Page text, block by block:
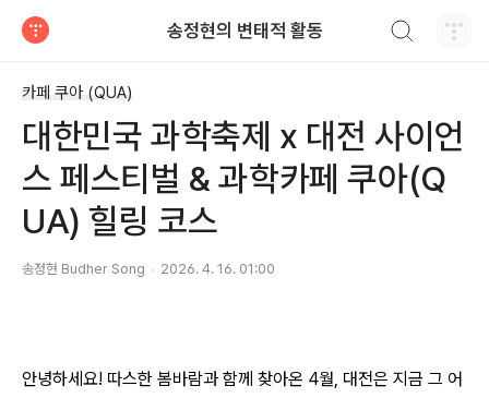
송정현의 변태적 활동
카페 쿠아 (QUA)
대한민국 과학축제 x 대전 사이언
스 페스티벌 & 과학카페 쿠아(Q
UA) 힐링 코스
송정현 Budher Song 2026. 4. 16. 01:00
안녕하세요! 따스한 봄바람과 함께 찾아온 4월, 대전은 지금 그 어